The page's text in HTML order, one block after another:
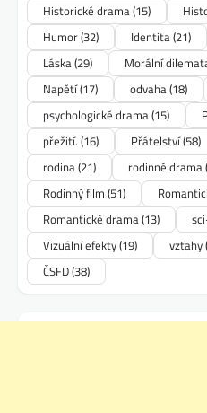
Historické drama(15)
Humor(32) Identita(21)
Láska(29) Morální
Napětí(17) odvaha(18)
psychologické drama(15)
přežití. (16) Přátelství(58)
rodina(21) rodinné drama
Rodinný film (51)
Romantické drama(13)
Vizuální efekty(19) vztahy
ČSFD(38)